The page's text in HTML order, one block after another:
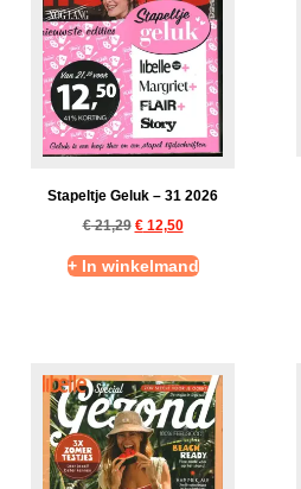
Stapeltje Geluk – 31 2026
€21,29 €12,50
+ In winkelmand